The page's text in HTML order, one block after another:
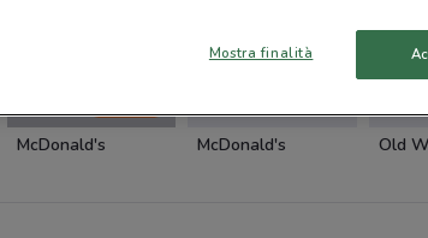
McDonald's McDonald's Old
Mostra finalità